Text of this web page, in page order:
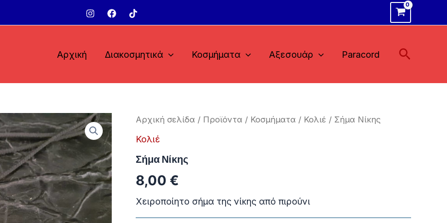
Αρχική
Διακοσμητικά Κοσμήματα Αξεσουάρ Paracord
Αρχική σελίδα / Προϊόντα / Κοσμήματα / Κολιέ / Σήμα Νίκης
Κολιέ
Σήμα Νίκης
8,00 €
Χειροποίητο σήμα της νίκης από πιρούνι